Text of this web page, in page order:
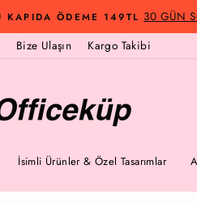
KAPIDA ÖDEME 149TL 30 GÜN
Bize Ulaşın Kargo Takibi
İsimli Ürünler & Özel Tasarımlar